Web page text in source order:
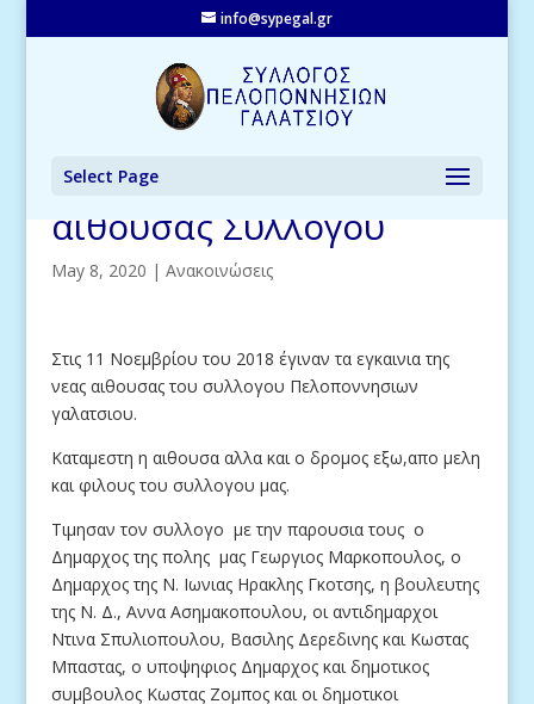
info@sypegal.gr
Select Page
Δελτίο Τύπου: Εγκαίνια
αίθουσας Συλλόγου
May 8, 2020 | Ανακοινώσεις
Στις 11 Νοεμβρίου του 2018 έγιναν τα εγκαινια της
νεας αιθουσας του συλλογου Πελοποννησιων
γαλατσιου.
Καταμεστη η αιθουσα αλλα και ο δρομος εξω,απο μελη
και φιλους του συλλογου μας.
Τιμησαν τον συλλογο με την παρουσια τους ο
Δημαρχος της πολης μας Γεωργιος Μαρκοπουλος, ο
Δημαρχος της Ν. Ιωνιας Ηρακλης Γκοτσης, η βουλευτης
της Ν. Δ., Αννα Ασημακοπουλου, οι αντιδημαρχοι
Ντινα Σπυλιοπουλου, Βασιλης Δερεδινης και Κωστας
Μπαστας, ο υποψηφιος Δημαρχος και δημοτικος
συμβουλος Κωστας Ζομπος και οι δημοτικοι